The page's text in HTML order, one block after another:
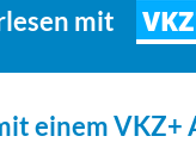
mit VKZ
einem VKZ+